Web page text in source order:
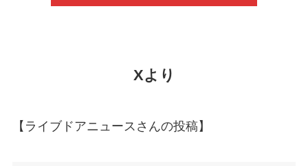
Xより
【ライブドアニュースさんの投稿】